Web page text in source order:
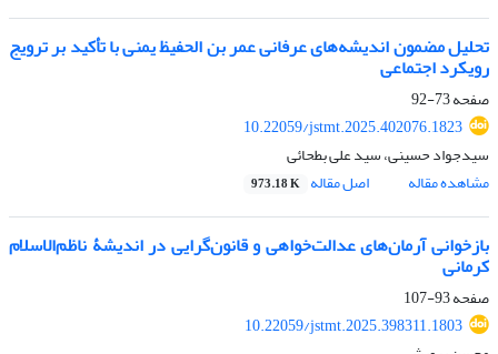
تحلیل مضمون اندیشه‌های عرفانی عمر بن الحفیظ یمنی با تأکید بر ترویج
رویکرد اجتماعی
صفحه73-92
10.22059/jstmt.2025.402076.1823
سیدجواد حسینی، سید علی بطحائی
مشاهده مقاله
اصل مقاله 973.18 K
بازخوانی آرمان‌های عدالت‌خواهی و قانون‌گرایی در اندیشۀ ناظم‌الاسلام
کرمانی
صفحه93-107
10.22059/jstmt.2025.398311.1803